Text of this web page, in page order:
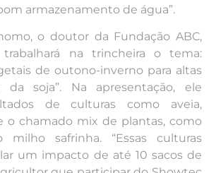
armazenamento de água”.
o doutor da Fundação ABC,
trabalhará na trincheira o tema:
de outono-inverno para altas
da soja”. Na apresentação, ele
de culturas como aveia,
o chamado mix de plantas, como
milho safrinha. “Essas culturas
um impacto de até 10 sacos de